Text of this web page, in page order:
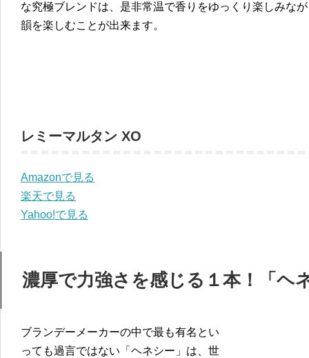
な究極ブレンドは、是非常温で香りをゆっくり楽しみな
韻を楽しむことが出来ます。
レミーマルタン XO
Amazonで見る
楽天で見る
Yahoo!で見る
濃厚で力強さを感じる１本！「ヘ
ブランデーメーカーの中で最も有名とい
っても過言ではない「ヘネシー」は、世